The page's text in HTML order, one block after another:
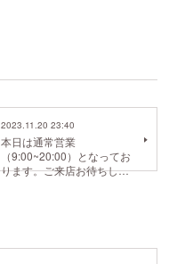
2023.11.20 23:40
本日は通常営業
（9:00~20:00）となってお
ります。ご来店お待ちし…